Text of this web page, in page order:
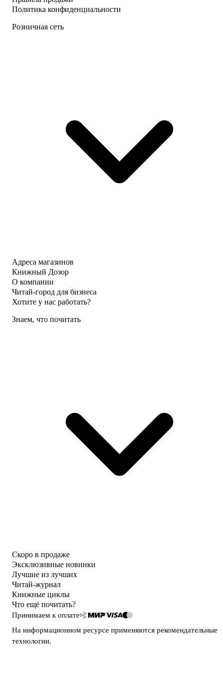
Политика конфиденциальности
Розничная сеть
Адреса магазинов
Книжный Дозор
О компании
Читай-город для бизнеса
Хотите у нас работать?
Знаем, что почитать
Скоро в продаже
Эксклюзивные новинки
Лучшие из лучших
Читай-журнал
Книжные циклы
Что ещё почитать?
Принимаем к оплате
На информационном ресурсе применяются рекомендательные
технологии.